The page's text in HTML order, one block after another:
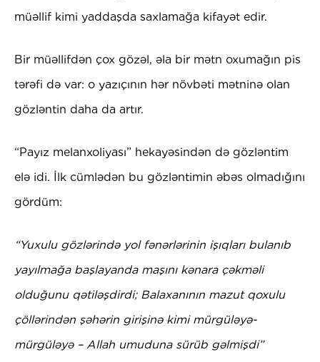
müəllif kimi yaddaşda saxlamağa kifayət edir.
Bir müəllifdən çox gözəl, əla bir mətn oxumağın pis
tərəfi də var: o yazıçının hər növbəti mətninə olan
gözləntin daha da artır.
“Payız melanxoliyası” hekayəsindən də gözləntim
elə idi. İlk cümlədən bu gözləntimin əbəs olmadığını
gördüm:
“Yuxulu gözlərində yol fənərlərinin işıqları bulanıb
yayılmağa başlayanda maşını kənara çəkməli
olduğunu qətiləşdirdi; Balaxanının mazut qoxulu
çöllərindən şəhərin girişinə kimi mürgüləyə-
mürgüləyə – Allah umuduna sürüb gəlmişdi”